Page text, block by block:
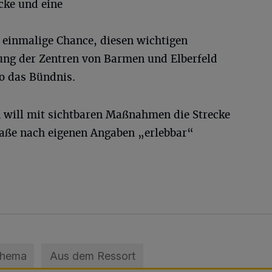
und eine
Chance, diesen wichtigen
der Zentren von Barmen und Elberfeld
das Bündnis.
will mit sichtbaren Maßnahmen die Strecke
nach eigenen Angaben „erlebbar“
Aus dem Ressort